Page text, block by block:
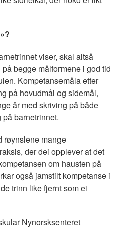
viser, skal altså
begge målformene i god tid
Kompetansemåla etter
på hovudmål og sidemål,
år med skriving på både
barnetrinnet.
røynslene mange
der dei opplever at det
om hausten på
også jamstilt kompetanse i
trinn like fjernt som ei
Nynorsksenteret